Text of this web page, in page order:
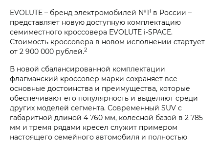
EVOLUTE – бренд электромобилей №11 в России –
представляет новую доступную комплектацию
семиместного кроссовера EVOLUTE i‑SPACE.
Стоимость кроссовера в новом исполнении стартует
от 2 900 000 рублей.2
В новой сбалансированной комплектации
флагманский кроссовер марки сохраняет все
основные достоинства и преимущества, которые
обеспечивают его популярность и выделяют среди
других моделей сегмента. Современный SUV с
габаритной длиной 4 760 мм, колесной базой в 2 785
мм и тремя рядами кресел служит примером
настоящего семейного автомобиля и полностью